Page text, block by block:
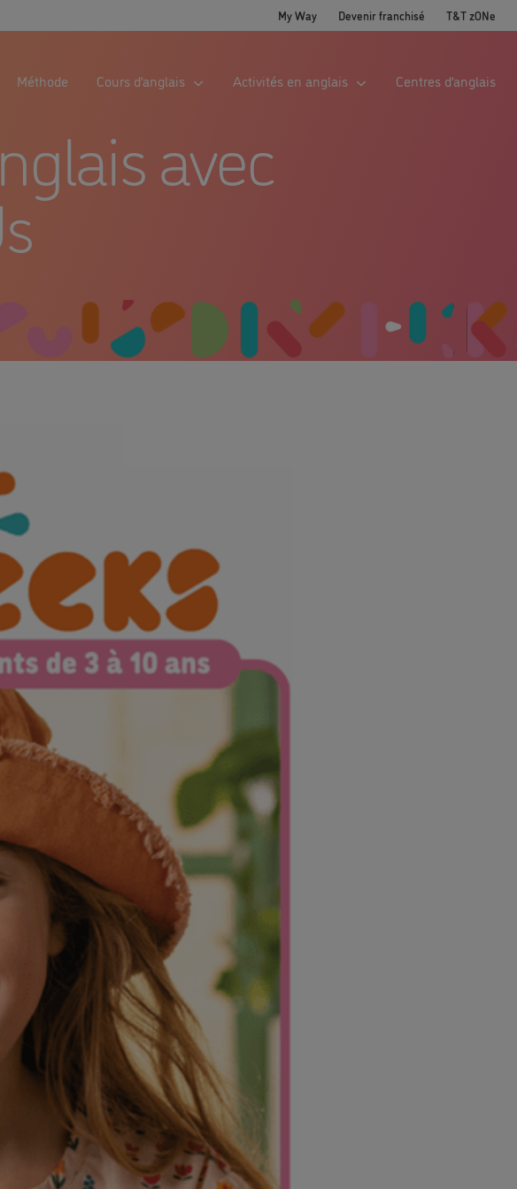
My Way Devenir franchisé T&T zONe
Méthode Cours d’anglais Activités en anglais Centres d’anglais
avec